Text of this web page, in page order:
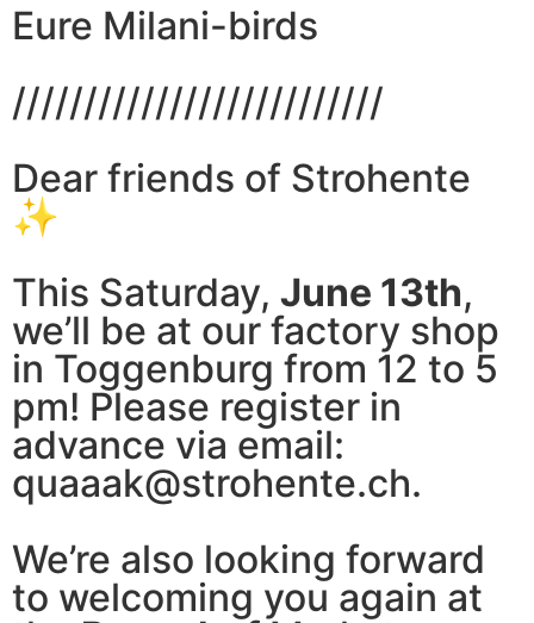
Eure Milani-birds
//////////////////////////
Dear friends of Strohente
✨
This Saturday, June 13th,
we’ll be at our factory shop
in Toggenburg from 12 to 5
pm! Please register in
advance via email:
quaaak@strohente.ch.
We’re also looking forward
to welcoming you again at